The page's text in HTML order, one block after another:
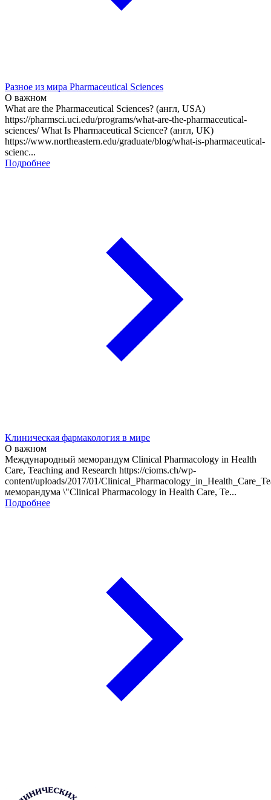
Разное из мира Pharmaceutical Sciences
О важном
What are the Pharmaceutical Sciences? (англ, USA)
https://pharmsci.uci.edu/programs/what-are-the-pharmaceutical-
sciences/ What Is Pharmaceutical Science? (англ, UK)
https://www.northeastern.edu/graduate/blog/what-is-pharmaceutical-
scienc...
Подробнее
Клиническая фармакология в мире
О важном
Международный меморандум Clinical Pharmacology in Health
Care, Teaching and Research https://cioms.ch/wp-
content/uploads/2017/01/
меморандума \"Clinical Pharmacology in Health Care, Te...
Подробнее